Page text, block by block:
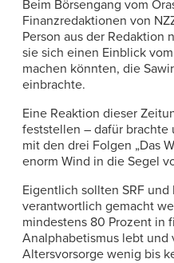
Beim Börsengang vom
Finanzredaktionen von
Person aus der Redaktion
sie sich einen Einblick
machen könnten, die
einbrachte.
Eine Reaktion dieser
feststellen – dafür brachte
mit den drei Folgen „Das
enorm Wind in die Segel
Eigentlich sollten SRF
verantwortlich gemacht
mindestens 80 Prozent in
Analphabetismus lebt
Altersvorsorge wenig bis